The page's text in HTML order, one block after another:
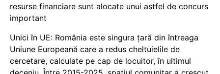
resurse financiare sunt alocate unui astfel de concurs
important
Unici în UE: România este singura țară din întreaga
Uniune Europeană care a redus cheltuielile de
cercetare, calculate pe cap de locuitor, în ultimul